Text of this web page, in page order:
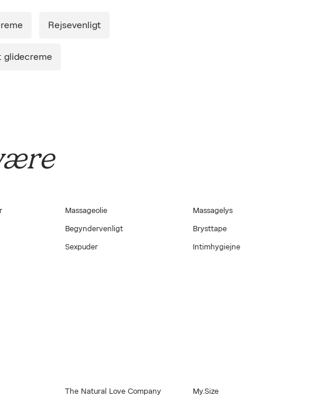
Silky (S)wipes med i købet. Gælder
økologisk bambus med et ultra
Rejsevenligt
glidecreme
Massageolie Massagelys
Begyndervenligt Brysttape
Sexpuder Intimhygiejne
The Natural Love Company My.Size